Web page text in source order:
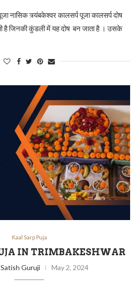
नासिक त्र्यंबकेश्वर कालसर्प पूजा कालसर्प दोष
है जिनकी कुंडली में यह दोष बन जाता है । उसके
Kaal Sarp Puja
IN TRIMBAKESHWAR
Guruji May 2, 2024